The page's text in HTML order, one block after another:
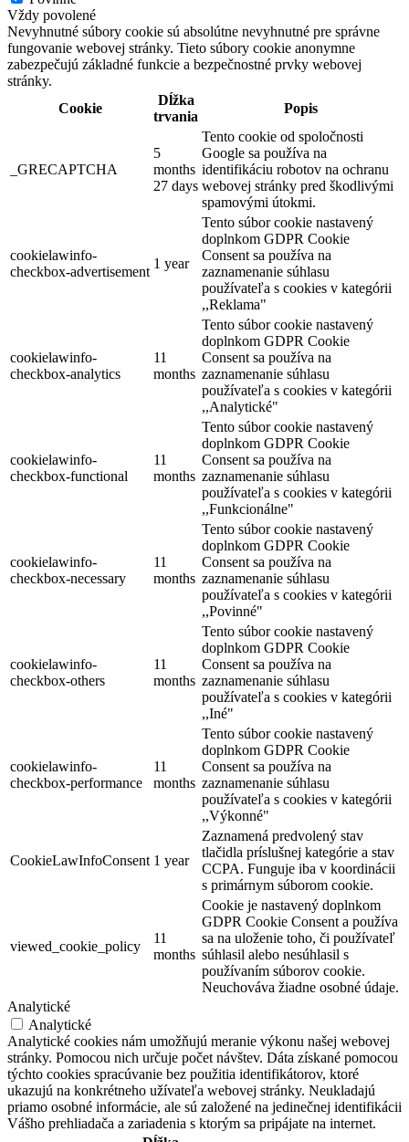
Turistické informačné centrum v Dunajskej Strede
Dunajská Streda
Turistické atrakcie
Vždy povolené
Nevyhnutné súbory cookie sú absolútne nevyhnutné pre správne
fungovanie webovej stránky. Tieto súbory cookie anonymne
zabezpečujú základné funkcie a bezpečnostné prvky webovej
stránky.
Cookie
Dĺžka
trvania
Popis
_GRECAPTCHA
5
months
27 days
Tento cookie od spoločnosti
Google sa používa na
identifikáciu robotov na ochranu
webovej stránky pred škodlivými
spamovými útokmi.
cookielawinfo-
checkbox-advertisement
1 year
Tento súbor cookie nastavený
doplnkom GDPR Cookie
Consent sa používa na
zaznamenanie súhlasu
používateľa s cookies v kategórii
,,Reklama"
cookielawinfo-
checkbox-analytics
11
months
Tento súbor cookie nastavený
doplnkom GDPR Cookie
Consent sa používa na
zaznamenanie súhlasu
používateľa s cookies v kategórii
,,Analytické"
cookielawinfo-
checkbox-functional
11
months
Tento súbor cookie nastavený
doplnkom GDPR Cookie
Consent sa používa na
zaznamenanie súhlasu
používateľa s cookies v kategórii
,,Funkcionálne"
cookielawinfo-
checkbox-necessary
11
months
Tento súbor cookie nastavený
doplnkom GDPR Cookie
Consent sa používa na
zaznamenanie súhlasu
používateľa s cookies v kategórii
,,Povinné"
cookielawinfo-
checkbox-others
11
months
Tento súbor cookie nastavený
doplnkom GDPR Cookie
Consent sa používa na
zaznamenanie súhlasu
používateľa s cookies v kategórii
,,Iné"
cookielawinfo-
checkbox-performance
11
months
Tento súbor cookie nastavený
doplnkom GDPR Cookie
Consent sa používa na
zaznamenanie súhlasu
používateľa s cookies v kategórii
,,Výkonné"
CookieLawInfoConsent 1 year
Zaznamená predvolený stav
tlačidla príslušnej kategórie a stav
CCPA. Funguje iba v koordinácii
s primárnym súborom cookie.
viewed_cookie_policy
11
months
Cookie je nastavený doplnkom
GDPR Cookie Consent a používa
sa na uloženie toho, či používateľ
súhlasil alebo nesúhlasil s
používaním súborov cookie.
Neuchováva žiadne osobné údaje.
Analytické
Analytické
Analytické cookies nám umožňujú meranie výkonu našej webovej
stránky. Pomocou nich určuje počet návštev. Dáta získané pomocou
týchto cookies spracúvanie bez použitia identifikátorov, ktoré
ukazujú na konkrétneho užívateľa webovej stránky. Neukladajú
priamo osobné informácie, ale sú založené na jedinečnej identifikácii
Vášho prehliadača a zariadenia s ktorým sa pripájate na internet.